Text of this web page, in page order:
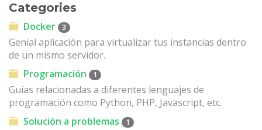
Categories
Docker 3
Genial aplicación para virtualizar tus instancias dentro
de un mismo servidor.
Programación
1
Guías relacionadas a diferentes lenguajes de
programación como Python, PHP, Javascript, etc.
Solución a problemas
1